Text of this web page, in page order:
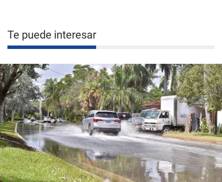
Te puede interesar